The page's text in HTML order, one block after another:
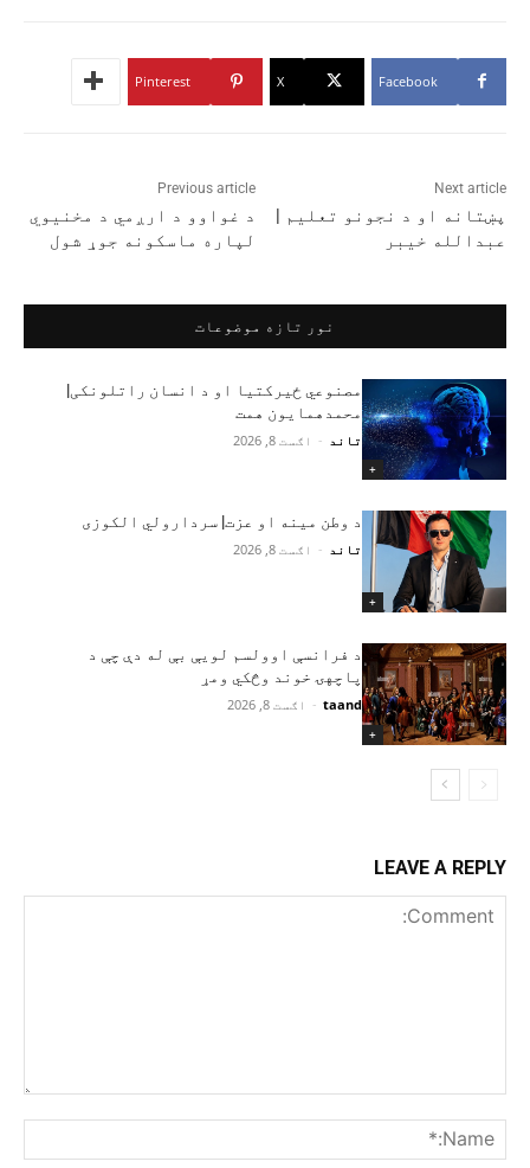
Facebook
X
Pinterest
Previous article
د غواوو د ارږمي د مخنیوي
لپاره ماسکونه جوړ شول
Next article
پښتانه او د نجونو تعليم |
عبدالله خيبر
نور تازه موضوعات
+
مصنوعي ځیرکتیا او د انسان راتلونکی|
محمدهمایون همت
تاند - اګست 8, 2026
+
د وطن مینه او عزت| سردارولي الکوزی
تاند - اګست 8, 2026
+
د فرانسې اوولسم لویې بې له دې چې د
پاچهۍ خوند وڅکي ومړ
taand
- اګست 8, 2026
LEAVE A REPLY